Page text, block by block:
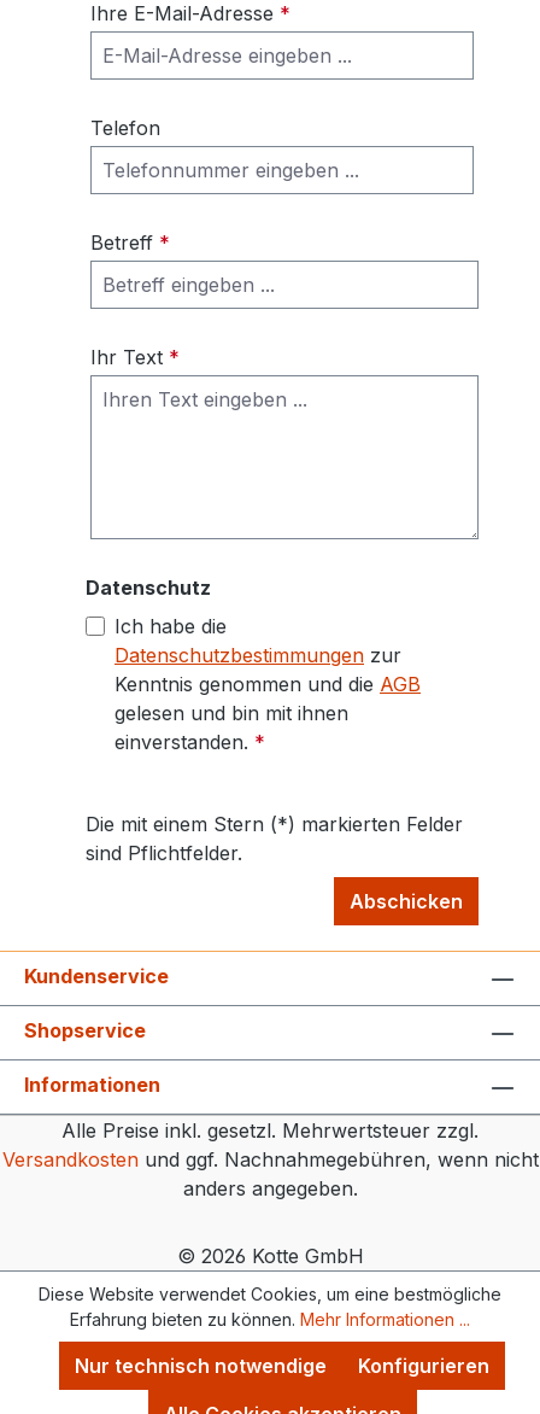
Ihre E-Mail-Adresse *
Telefon
Betreff *
Ihr Text *
Datenschutz
Ich habe die
Datenschutzbestimmungen zur
Kenntnis genommen und die AGB
gelesen und bin mit ihnen
einverstanden. *
Die mit einem Stern (*) markierten Felder
sind Pflichtfelder.
Abschicken
Kundenservice
Shopservice
Informationen
Alle Preise inkl. gesetzl. Mehrwertsteuer zzgl.
Versandkostenund ggf. Nachnahmegebühren, wenn nicht
anders angegeben.
© 2026 Kotte GmbH
Diese Website verwendet Cookies, um eine bestmögliche
Erfahrung bieten zu können. Mehr Informationen ...
Nur technisch notwendige
Konfigurieren